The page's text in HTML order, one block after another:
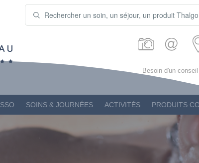
SOINS & JOURNÉES ACTIVITÉS PRODUITS
Besoin d'un